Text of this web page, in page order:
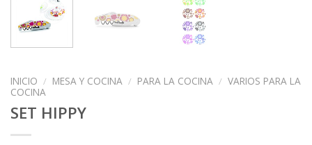
INICIO / MESA Y COCINA / PARA LA COCINA / VARIOS PARA LA
COCINA
SET HIPPY